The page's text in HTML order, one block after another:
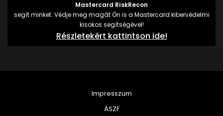
Mastercard RiskRecon
segít minket. Védje meg magát Ön is a Mastercard kibervédelmi
kisokos segítségével!
Részletekért kattintson ide!
Impresszum
ÁSZF